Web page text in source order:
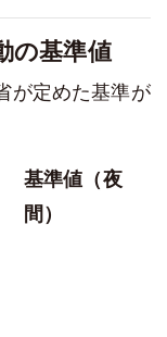
の基準値
が定めた基準が
基準値（夜
間）